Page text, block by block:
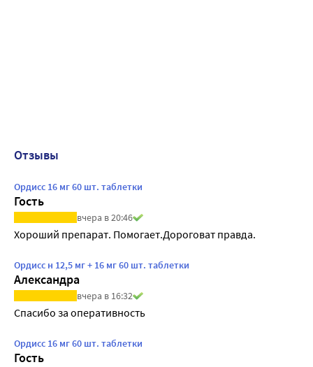
Отзывы
Ордисс 16 мг 60 шт. таблетки
Гость
вчера в 20:46
Хороший препарат. Помогает.Дороговат правда.
Ордисс н 12,5 мг + 16 мг 60 шт. таблетки
Александра
вчера в 16:32
Спасибо за оперативность
Ордисс 16 мг 60 шт. таблетки
Гость